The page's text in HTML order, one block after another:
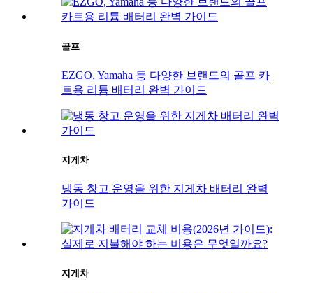
골프
EZGO, Yamaha 등 다양한 브랜드의 골프 카
트용 리튬 배터리 완벽 가이드
지게차
냉동 창고 운영을 위한 지게차 배터리 완벽
가이드
지게차